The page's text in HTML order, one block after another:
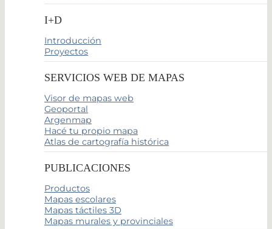
I+D
Introducción
Proyectos
SERVICIOS WEB DE MAPAS
Visor de mapas web
Geoportal
Argenmap
Hacé tu propio mapa
Atlas de cartografía histórica
PUBLICACIONES
Productos
Mapas escolares
Mapas táctiles 3D
Mapas murales y provinciales